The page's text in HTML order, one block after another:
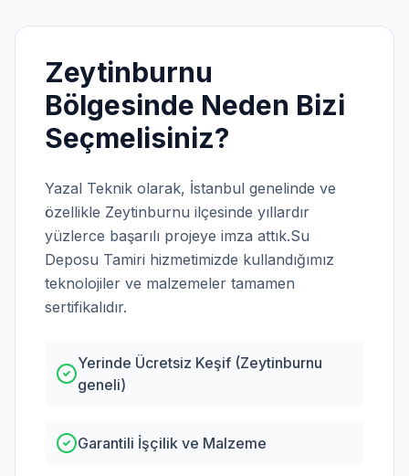
Zeytinburnu
Bölgesinde Neden Bizi
Seçmelisiniz?
Yazal Teknik olarak, İstanbul genelinde ve
özellikle Zeytinburnu ilçesinde yıllardır
yüzlerce başarılı projeye imza attık.Su
Deposu Tamiri hizmetimizde kullandığımız
teknolojiler ve malzemeler tamamen
sertifikalıdır.
Yerinde Ücretsiz Keşif (Zeytinburnu
geneli)
Garantili İşçilik ve Malzeme